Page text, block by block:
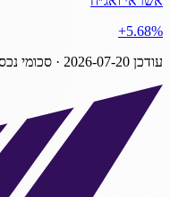
‎+5.68%
עודכן 2026-07-20 · סכומי